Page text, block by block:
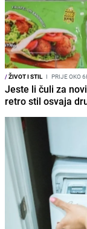
/ŽIVOT I STIL I PRIJE OKO
Jeste li čuli za
retro stil osvaja